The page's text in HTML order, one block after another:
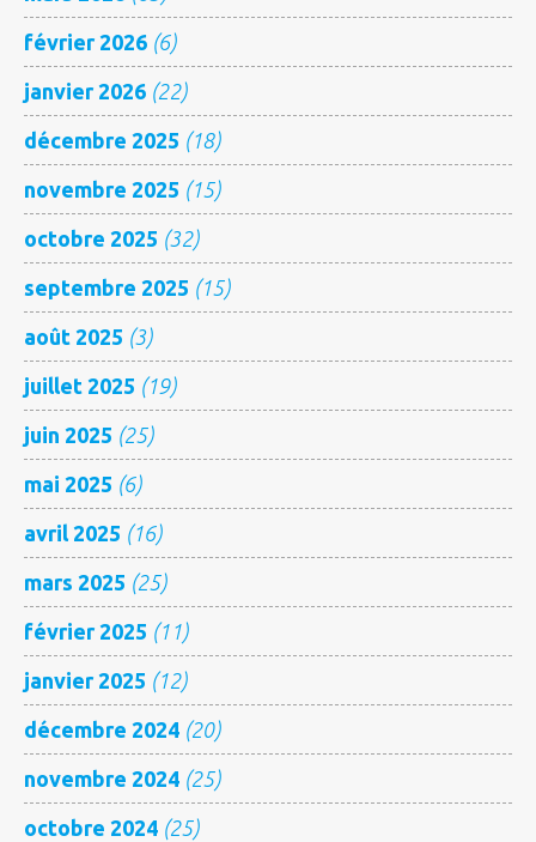
février 2026 (6)
janvier 2026 (22)
décembre 2025 (18)
novembre 2025 (15)
octobre 2025 (32)
septembre 2025 (15)
août 2025 (3)
juillet 2025 (19)
juin 2025 (25)
mai 2025 (6)
avril 2025 (16)
mars 2025 (25)
février 2025 (11)
janvier 2025 (12)
décembre 2024 (20)
novembre 2024 (25)
octobre 2024 (25)